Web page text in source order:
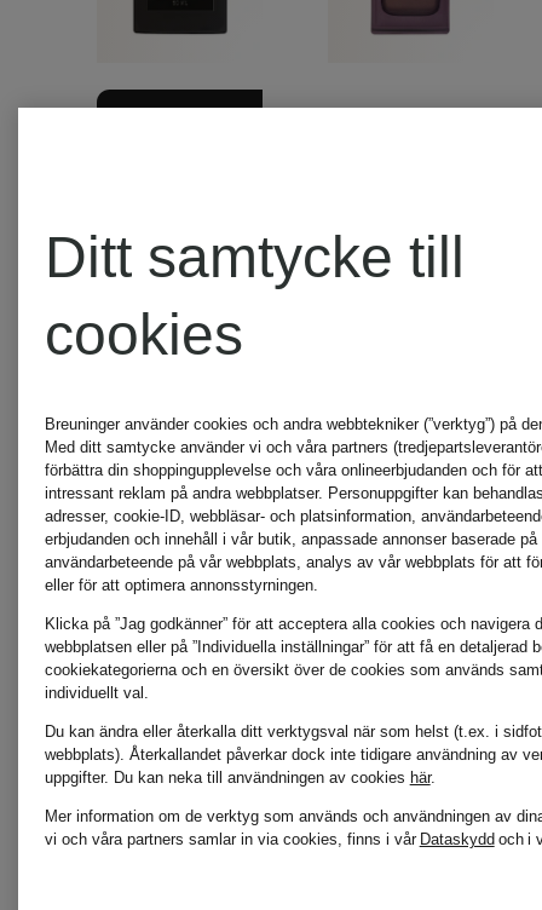
TOM
BEAUTY
LACK
Eau de
Parfum
från 2 489 kr
(82 966,67 kr / 1 l)
FORD
Eau de
Parfum
från 1
Ditt samtycke till
cookies
Breuninger använder cookies och andra webbtekniker (”verktyg”) på
Med ditt samtycke använder vi och våra partners
förbättra din shoppingupplevelse och våra onlineerbjudanden och för
intressant reklam på andra webbplatser. Personuppgifter kan
adresser, cookie-ID, webbläsar- och platsinformation,
erbjudanden och innehåll i vår butik, anpassade annonser baserade på
användarbeteende på vår webbplats, analys av vår webbplats för att
eller för att optimera annonsstyrningen.
Klicka på ”Jag godkänner” för att acceptera alla cookies och navigera
webbplatsen eller på ”Individuella inställningar” för att få en detaljerad
cookiekategorierna och en översikt över de cookies som används
individuellt val.
Du kan ändra eller återkalla ditt verktygsval när som helst (t.ex. i
webbplats). Återkallandet påverkar dock inte tidigare användning av
uppgifter. Du kan neka till användningen av cookies här.
Mer information om de verktyg som används och användningen av
vi och våra partners samlar in via cookies, finns i vår Dataskydd och i